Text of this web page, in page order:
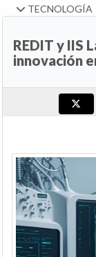
TECNOLOGÍA
REDIT y IIS
innovación